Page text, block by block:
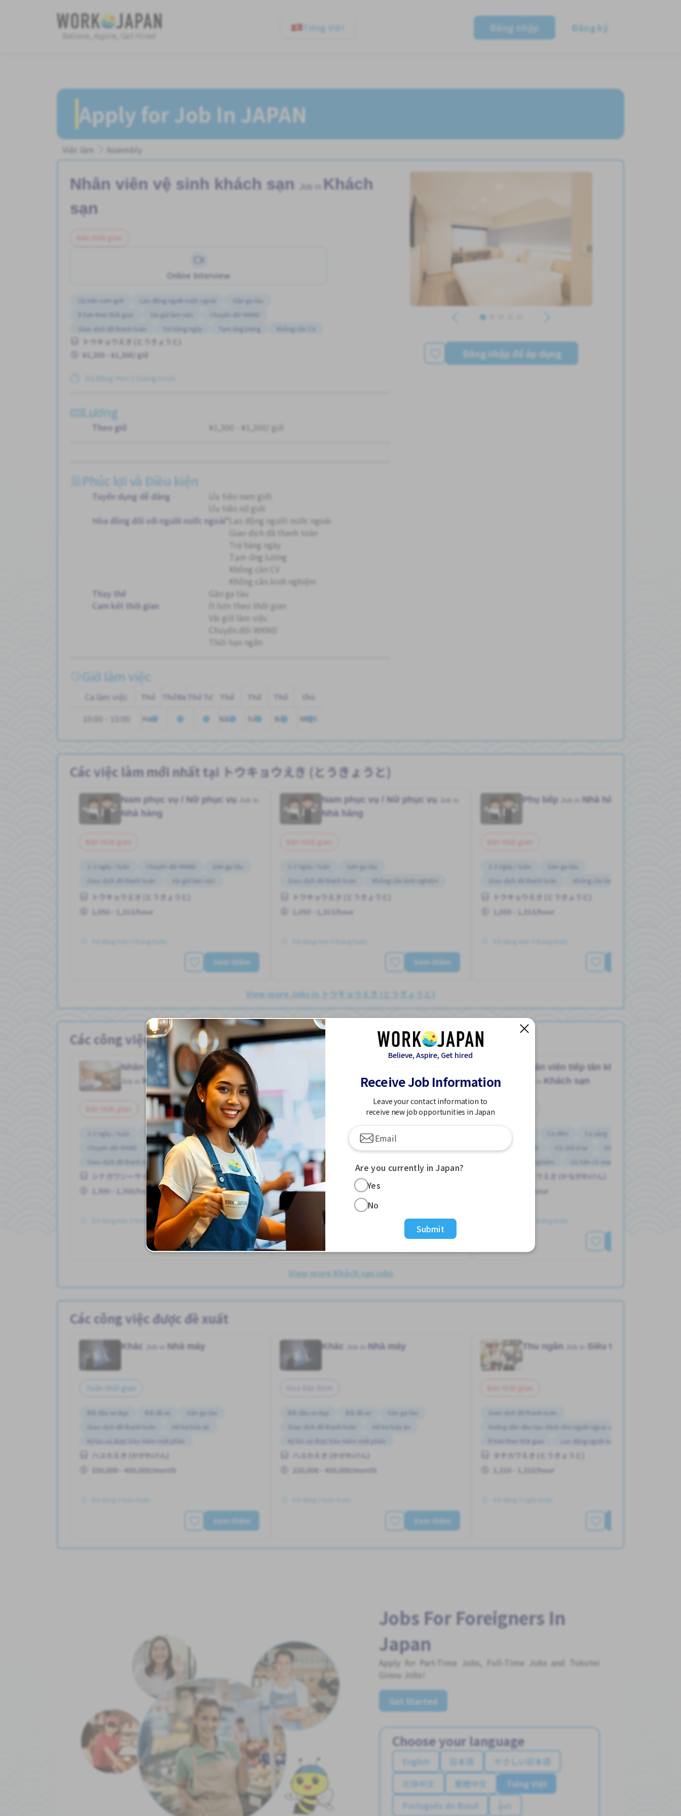
Believe, Aspire, Get Hired
Tiếng Việt Đăng nhập Đăng ký
Apply for Job In JAPAN
Việc làm Assembly
Nhân viên vệ sinh khách sạn
Khách
sạn
Online Interview
Ưu tiên nam giới Lao động người nước ngoài
Gần ga tàu
Ít hơn theo thời gian
Vài giờ làm việc
Chuyển đổi WKND
Giao dịch đã thanh toán
Trả hàng ngày Tạm ứng lương
Không cần CV
Ưu tiên nữ giới
トウキョウえき (とうきょうと)
¥1,300 - ¥1,300/ giờ
Đã đăng Hơn 3 tháng trước
Lương
Theo giờ ¥1,300 - ¥1,300/ giờ
Phúc lợi và Điều kiện
Tuyển dụng dễ dàng
Ưu tiên nam giới
Ưu tiên nữ giới
Hòa đồng đối với người nước ngoài" Lao động người nước ngoài
Giao dịch đã thanh toán
Trả hàng ngày
Tạm ứng lương
Không cần CV
Không cần kinh nghiệm
Thay thế
Gần ga tàu
Cam kết thời gian
Ít hơn theo thời gian
Vài giờ làm việc
Chuyển đổi WKND
Thời hạn ngắn
Giờ làm việc
Ca làm việc Thứ
Hai
Thứ Ba Thứ Tư Thứ
Năm
Thứ
Sáu
Thứ
Bảy
Chủ
Nhật
10:00 - 15:00
Đăng nhập để áp dụng
Các việc làm mới nhất tại トウキョウえき (とうきょうと)
Nam phục vụ / Nữ phục vụ
Nhà hàng
2-3 ngày / tuần Chuyển đổi WKND
Gần ga tàu
Giao dịch đã thanh toán
Vài giờ làm việc
トウキョウえき (とうきょうと)
1,050 - 1,313/hour
Đã đăng Hơn 3 tháng trước
Xem thêm
Nam phục vụ / Nữ phục vụ
Nhà hàng
2-3 ngày / tuần
Gần ga tàu
Giao dịch đã thanh toán
Không cần kinh nghiệm
トウキョウえき (とうきょうと)
1,050 - 1,313/hour
Đã đăng Hơn 3 tháng trước
Xem thêm
Phụ bếp Nhà hàng
2-3 ngày / tuần
Gần ga tàu
Giao dịch đã thanh toán
Không cần kinh nghiệm
トウキョウえき (とうきょうと)
1,050 - 1,313/hour
Đã đăng Hơn 3 tháng trước
View more Jobs in トウキョウえき (とうきょうと)
Các công việc Khách sạn
Nhân viên vệ sinh khách sạn
Khách sạn
Không cần tiếng Nhật
2-3 ngày / tuần
Chấp nhận không "NIHONGO"
Chuyển đổi WKND
Gần ga tàu
Giao dịch đã thanh toán
Ít hơn theo thời gian
Không cần CV
Không cần kinh nghiệm
Lao động người nước ngoài
シナガワシーサイドえき (とうきょうと)
1,300 - 1,300/hour
Đã đăng Hơn 3 tháng trước
Xem thêm
Job in Khách sạn
Bán thời gian Không cần tiếng Nhật
Bãi đỗ xe
Chấp nhận không "NIHONGO"
Có chỗ ở lại
Cơ hội nhận việc làm toàn thời gian
Cơ hội thăng tiến
Giao dịch đã thanh toán
ゲイダイドオリえき (あいちけん)
1,200 - 1,500/hour
Đã đăng Hơn 3 tháng trước
Xem thêm
Nhân viên tiếp tân khách sạn
Khách sạn
Bán thời gian
2-3 ngày / tuần
Ca sáng
Chuyển đổi WKND
Không cần kinh nghiệm
イシカワチョウえき (かながわけん)
998 - 1,000/hour
Đã đăng Hơn 3 tháng trước
View more Khách sạn jobs
Các công việc được đề xuất
Khác Nhà máy
Toàn thời gian
Bãi đậu xe đạp
Gần ga tàu
Giao dịch đã thanh toán
Lao động người nước ngoài
ハユカえき (かがわけん)
250,000 - 400,000/month
Đã đăng 2 tuần trước
Xem thêm
Khác Nhà máy
Bãi đậu xe đạp
Gần ga tàu
Giao dịch đã thanh toán
Lao động người nước ngoài
ハユカえき (かがわけん)
220,000 - 400,000/month
Đã đăng 2 tuần trước
Xem thêm
Thu ngân Siêu thị
Giao dịch đã thanh toán
Hướng dẫn đào tạo dành cho người ngoại quốc
Ít hơn theo thời gian
Lao động người nước ngoài
Ưu tiên nữ giới
タチカワえき (とうきょうと)
1,310 - 1,310/hour
Đã đăng 2 ngày trước
Jobs For Foreigners In
Japan
Apply for Part-Time Jobs, Full-Time Jobs and Tokutei
Ginou Jobs!
Get Started
Choose your language
English 日本語
やさしい日本語
简体中文
繁體中文
Tiếng Việt
Português do Brasil
န်မာ
Believe, Aspire, Get hired
Receive Job Information
Leave your contact information to
receive new job opportunities in Japan
Are you currently in Japan?
Yes
No
Submit